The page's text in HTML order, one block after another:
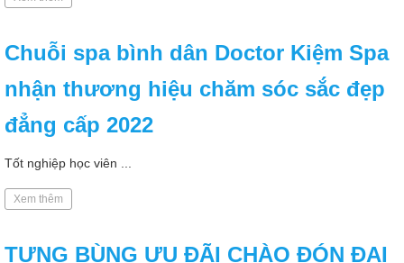
Chuỗi spa bình dân Doctor Kiệm Spa
nhận thương hiệu chăm sóc sắc đẹp
đẳng cấp 2022
Tốt nghiệp học viên ...
Xem thêm
TƯNG BÙNG ƯU ĐÃI CHÀO ĐÓN ĐẠI